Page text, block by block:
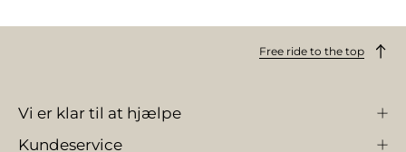
Free ride to the top
Vi er klar til at hjælpe
Kundeservice